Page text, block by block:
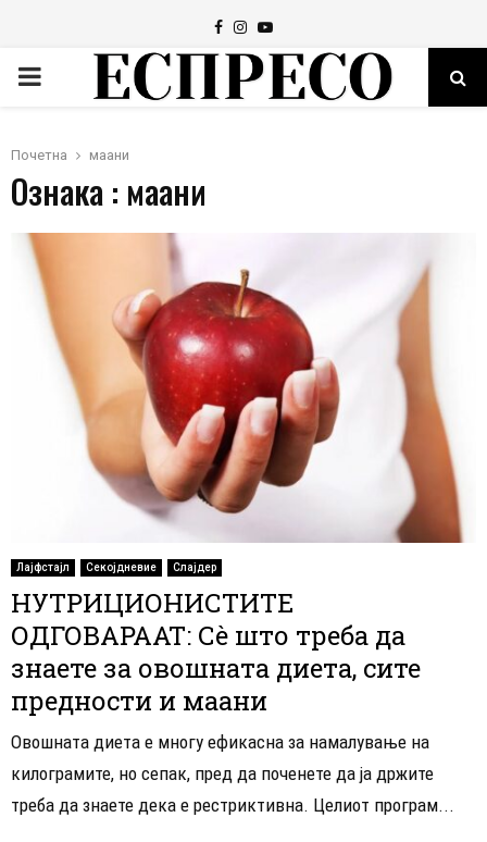
Facebook
Instagram
Youtube
PRIMARY
Почетна маани
Ознака : маани
Лајфстајл Секојдневие Слајдер
НУТРИЦИОНИСТИТЕ
ОДГОВАРААТ: Сè што треба да
знаете за овошната диета, сите
предности и маани
Овошната диета е многу ефикасна за намалување на
килограмите, но сепак, пред да поченете да ја држите
треба да знаете дека е рестриктивна. Целиот програм...